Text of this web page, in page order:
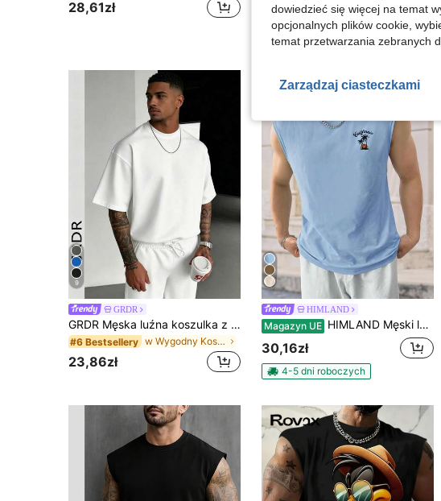
28,61zł 94,81zł
najniższa cena
4-5 dni roboczych
9
GRDR
GRDR Męska luźna koszulka z krótkim rękawem i okrągłym dekoltem, wygodna i modna
#6 Bestsellery w Wygodny Koszulki męskie
23,86zł
HIMLAND
Magazyn UE HIMLAND Męski letni dzianinowy, swobodny top bez rękawów z nadrukiem w kokosy i okrągłym dekoltem
30,16zł
4-5 dni roboczych
dowiedzieć się więcej na temat
opcjonalnych plików cookie,
temat przetwarzania zebranych
Zarządzaj ciasteczkami